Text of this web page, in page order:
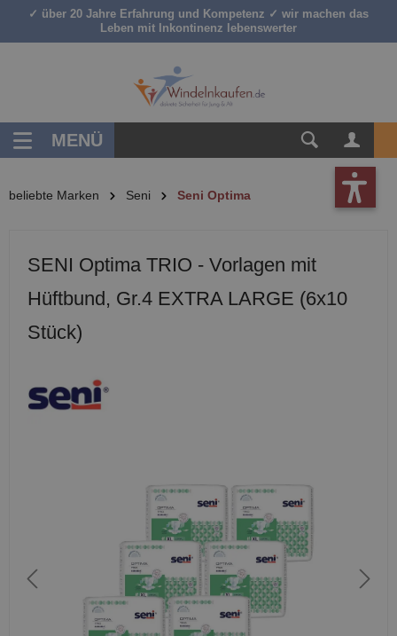
springen
✓ über 20 Jahre Erfahrung und Kompetenz ✓ wir machen das
Leben mit Inkontinenz lebenswerter
MENÜ
beliebte Marken Seni Seni Optima
SENI Optima TRIO - Vorlagen mit
Hüftbund, Gr.4 EXTRA LARGE (6x10
Stück)